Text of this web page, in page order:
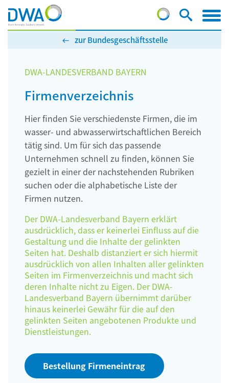
zur Bundesgeschäftsstelle
DWA-LANDESVERBAND BAYERN
Firmenverzeichnis
Hier finden Sie verschiedenste Firmen, die im
wasser- und abwasserwirtschaftlichen Bereich
tätig sind. Um für sich das passende
Unternehmen schnell zu finden, können Sie
gezielt in einer der nachstehenden Rubriken
suchen oder die alphabetische Liste der
Firmen nutzen.
Der DWA-Landesverband Bayern erklärt
ausdrücklich, dass er keinerlei Einfluss auf die
Gestaltung und die Inhalte der gelinkten
Seiten hat. Deshalb distanziert er sich hiermit
ausdrücklich von allen Inhalten aller gelinkten
Seiten im Firmenverzeichnis und macht sich
deren Inhalte nicht zu Eigen. Der DWA-
Landesverband Bayern übernimmt darüber
hinaus keinerlei Gewähr für die auf den
gelinkten Seiten angebotenen Produkte und
Dienstleistungen.
Bestellung Firmeneintrag